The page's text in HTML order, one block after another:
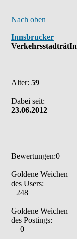
Nach oben
Innsbrucker
VerkehrsstadträtIn
Alter: 59
Dabei seit:
23.06.2012
Bewertungen:0
Goldene Weichen
des Users:
248
Goldene Weichen
des Postings:
0